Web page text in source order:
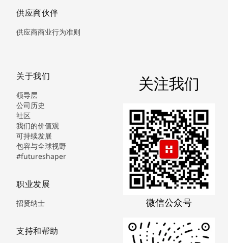
供应商伙伴
供应商商业行为准则
关于我们
领导层
公司历史
社区
我们的价值观
可持续发展
包容与全球视野
#futureshaper
职业发展
招贤纳士
支持和帮助
关注我们
微信公众号